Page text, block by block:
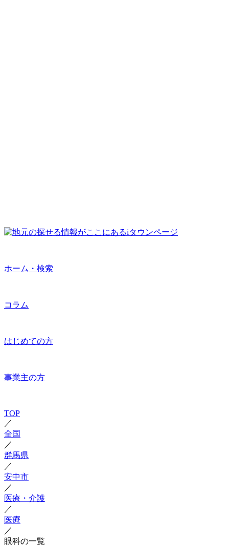
ホーム・検索
コラム
はじめての方
事業主の方
TOP
／
全国
／
群馬県
／
安中市
／
医療・介護
／
医療
／
眼科の一覧